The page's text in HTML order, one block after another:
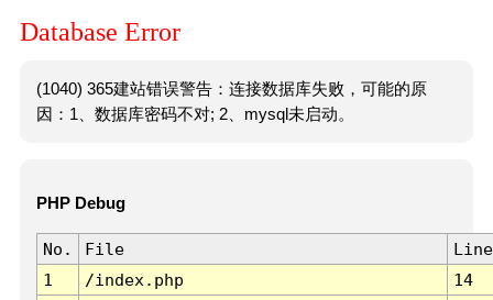
Database Error
(1040) 365建站错误警告：连接数据库失败，可能的原
因：1、数据库密码不对; 2、mysql未启动。
PHP Debug
No. File
Line
1
/index.php 14